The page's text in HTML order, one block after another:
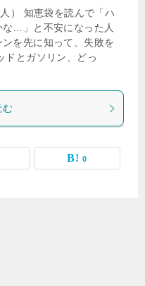
） 知恵袋を読んで「ハ
な…」と不安になった人
を先に知って、失敗を
ドとガソリン、どっ
む
0